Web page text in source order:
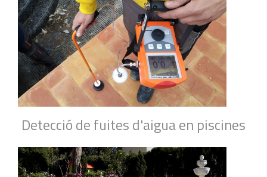
Detecció de fuites d'aigua en piscines